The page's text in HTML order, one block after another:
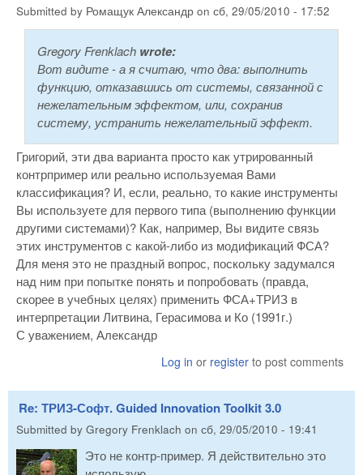
Submitted by Ромащук Александр on сб, 29/05/2010 - 17:52
Gregory Frenklach wrote:
Вот видите - а я считаю, что два: выполнить
функцию, отказавшись от системы, связанной с
нежелательным эффектом, или, сохранив
систему, устранить нежелательный эффект.
Григорий, эти два варианта просто как утрированный
контрпример или реально используемая Вами
классификация? И, если, реально, то какие инструменты
Вы используете для первого типа (выполнению функции
другими системами)? Как, например, Вы видите связь
этих инструментов с какой-либо из модификаций ФСА?
Для меня это не праздный вопрос, поскольку задумался
над ним при попытке понять и попробовать (правда,
скорее в учебных целях) применить ФСА+ТРИЗ в
интерпретации Литвина, Герасимова и Ко (1991г.)
С уважением, Александр
Log in or register to post comments
Re: ТРИЗ-Софт. Guided Innovation Toolkit 3.0
Submitted by Gregory Frenklach on сб, 29/05/2010 - 19:41
Это не контр-пример. Я действительно это